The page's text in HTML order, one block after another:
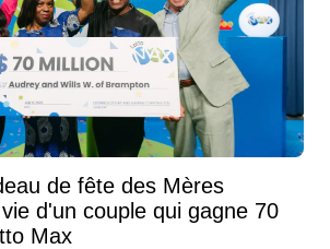
de fête des Mères
d'un couple qui gagne 70
Max